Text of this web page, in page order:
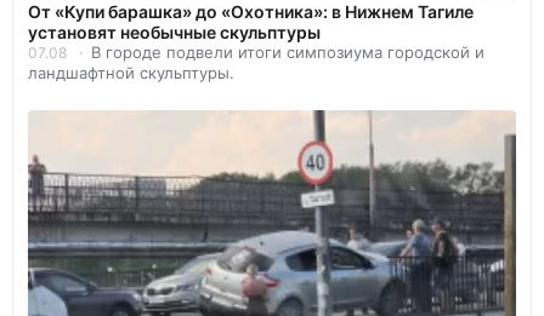
От «Купи барашка» до «Охотника»: в Нижнем Тагиле
установят необычные скульптуры
07.08
В городе подвели итоги симпозиума городской и
ландшафтной скульптуры.